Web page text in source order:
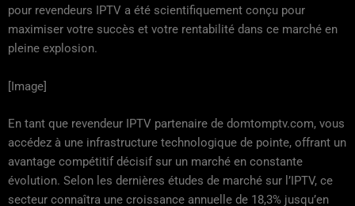
pour revendeurs IPTV a été scientifiquement conçu pour
maximiser votre succès et votre rentabilité dans ce marché en
pleine explosion.
[Image]
En tant que revendeur IPTV partenaire de domtomptv.com, vous
accédez à une infrastructure technologique de pointe, offrant un
avantage compétitif décisif sur un marché en constante
évolution. Selon les dernières études de marché sur l’IPTV, ce
secteur connaîtra une croissance annuelle de 18,3% jusqu’en